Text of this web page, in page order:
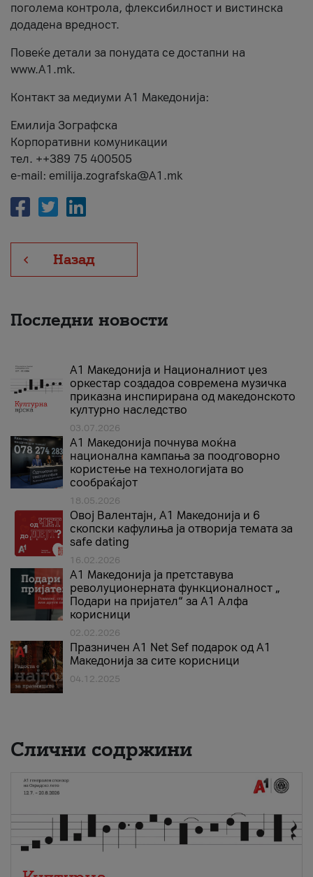
поголема контрола, флексибилност и вистинска
додадена вредност.
Повеќе детали за понудата се достапни на
www.А1.mk.
Контакт за медиуми А1 Македонија:
Емилија Зографска
Корпоративни комуникации
тел. ++389 75 400505
e-mail: emilija.zografska@A1.mk
Назад
Последни новости
А1 Македонија и Националниот џез
оркестар создадоа современа музичка
приказна инспирирана од македонското
културно наследство
03.07.2026
A1 Македонија почнува моќна
национална кампања за поодговорно
користење на технологијата во
сообраќајот
18.05.2026
Овој Валентајн, A1 Македонија и 6
скопски кафулиња ја отворија темата за
safe dating
16.02.2026
А1 Македонија ја претставува
револуционерната функционалност „
Подари на пријател“ за А1 Алфа
корисници
02.02.2026
Празничен A1 Net Sеf подарок од А1
Македонија за сите корисници
04.12.2025
Слични содржини